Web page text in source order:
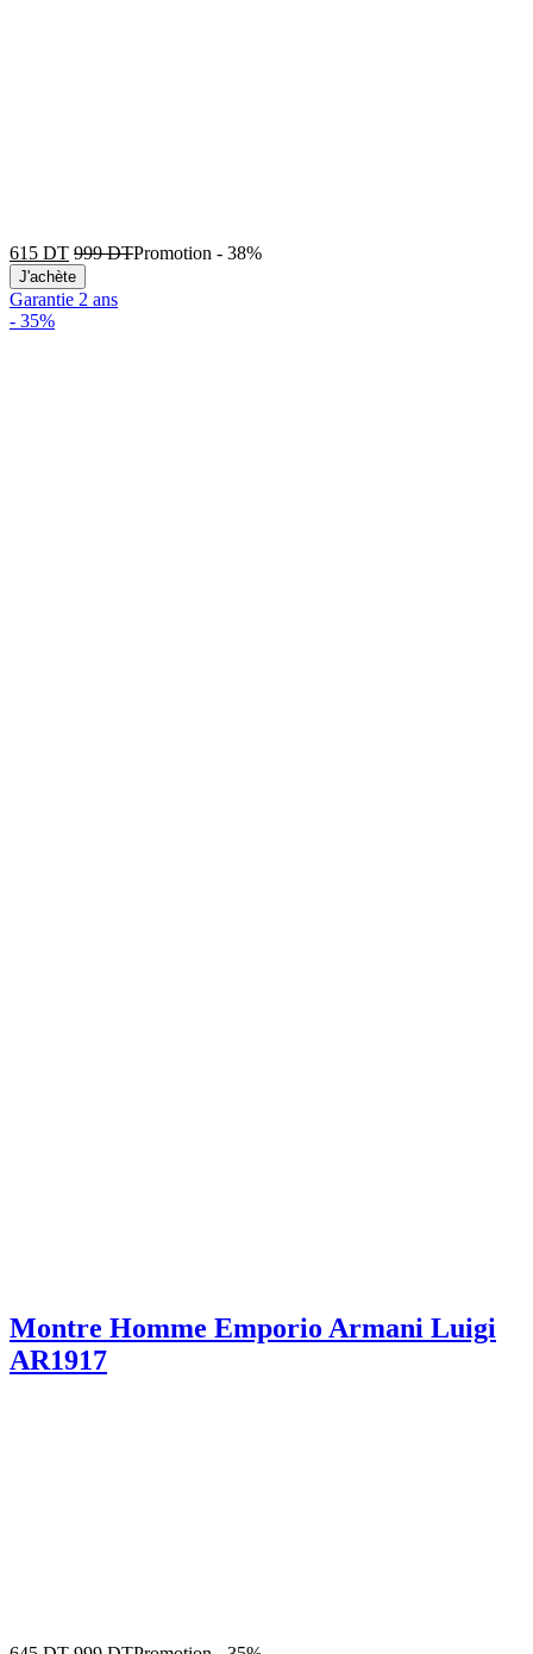
615 DT 999DTPromotion - 38%
J'achète
Garantie 2 ans
- 35%
Montre Homme Emporio Armani Luigi
AR1917